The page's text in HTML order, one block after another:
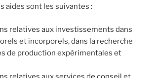
aides sont les suivantes :
relatives aux investissements dans
et incorporels, dans la recherche
de production expérimentales et